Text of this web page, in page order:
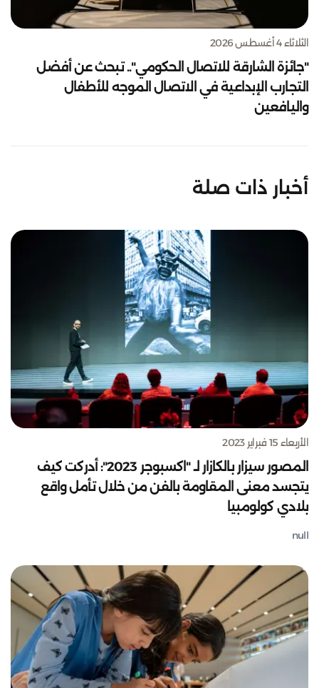
الثلاثاء 4 أغسطس 2026
"جائزة الشارقة للاتصال الحكومي".. تبحث عن أفضل
التجارب الإبداعية في الاتصال الموجه للأطفال
واليافعين
أخبار ذات صلة
الأربعاء 15 فبراير 2023
المصور سيزار بالكازار لـ "اكسبوجر 2023": أدركت كيف
يتجسد معنى المقاومة بالفن من خلال تأمل واقع
بلادي كولومبيا
null